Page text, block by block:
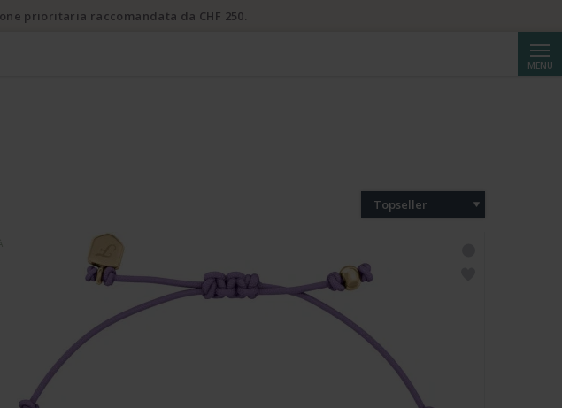
MENU
Topseller
prioritaria raccomandata da CHF 250.